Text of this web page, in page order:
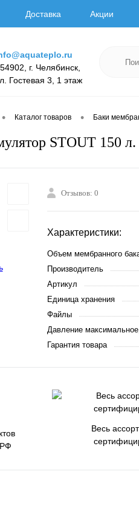
Доставка Акции
г. Челябинск,
Гостевая 3, 1 этаж
• Каталог товаров • Баки
STOUT 150
Отзывов: 0
Характеристики:
Объем мембранного
Производитель
Артикул
Единица хранения
Файлы
Давление
Гарантия товара
Весь